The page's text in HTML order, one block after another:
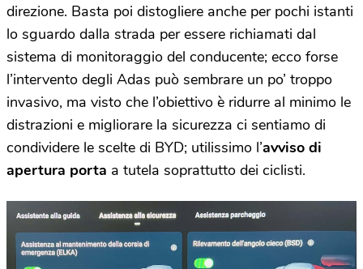
direzione. Basta poi distogliere anche per pochi istanti
lo sguardo dalla strada per essere richiamati dal
sistema di monitoraggio del conducente; ecco forse
l’intervento degli Adas può sembrare un po’ troppo
invasivo, ma visto che l’obiettivo è ridurre al minimo le
distrazioni e migliorare la sicurezza ci sentiamo di
condividere le scelte di BYD; utilissimo l’avviso di
apertura porta a tutela soprattutto dei ciclisti.